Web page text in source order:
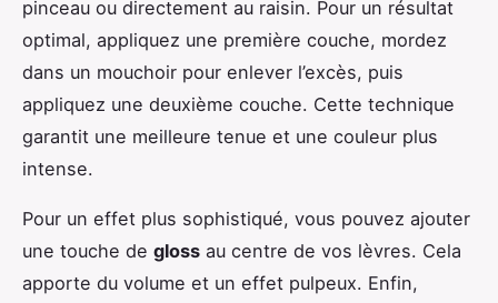
pinceau ou directement au raisin. Pour un résultat
optimal, appliquez une première couche, mordez
dans un mouchoir pour enlever l’excès, puis
appliquez une deuxième couche. Cette technique
garantit une meilleure tenue et une couleur plus
intense.
Pour un effet plus sophistiqué, vous pouvez ajouter
une touche de gloss au centre de vos lèvres. Cela
apporte du volume et un effet pulpeux. Enfin,